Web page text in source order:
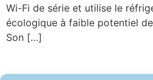
Wi-Fi de série et utilise le
écologique à faible potentiel
Son […]